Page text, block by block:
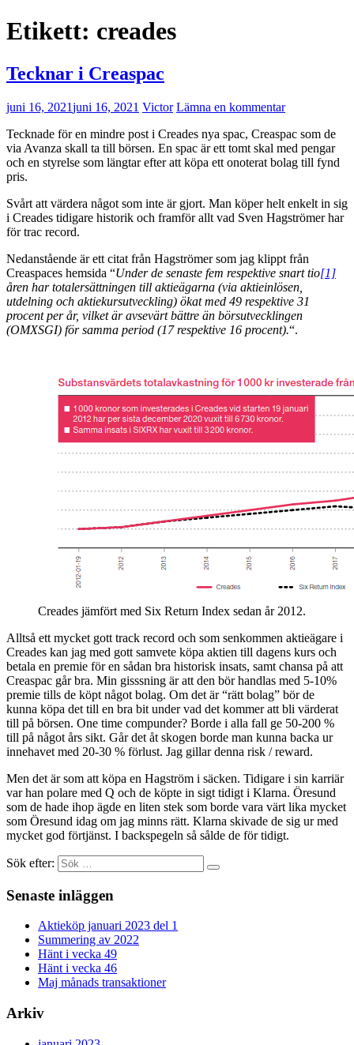
Etikett: creades
Tecknar i Creaspac
juni 16, 2021juni 16, 2021 Victor Lämna en kommentar
Tecknade för en mindre post i Creades nya spac, Creaspac som de
via Avanza skall ta till börsen. En spac är ett tomt skal med pengar
och en styrelse som längtar efter att köpa ett onoterat bolag till fynd
pris.
Svårt att värdera något som inte är gjort. Man köper helt enkelt in sig
i Creades tidigare historik och framför allt vad Sven Hagströmer har
för trac record.
Nedanstående är ett citat från Hagströmer som jag klippt från
Creaspaces hemsida “Under de senaste fem respektive snart tio[1]
åren har totalersättningen till aktieägarna (via aktieinlösen,
utdelning och aktiekursutveckling) ökat med 49 respektive 31
procent per år, vilket är avsevärt bättre än börsutvecklingen
(OMXSGI) för samma period (17 respektive 16 procent).“.
Creades jämfört med Six Return Index sedan år 2012.
Alltså ett mycket gott track record och som senkommen aktieägare i
Creades kan jag med gott samvete köpa aktien till dagens kurs och
betala en premie för en sådan bra historisk insats, samt chansa på att
Creaspac går bra. Min gisssning är att den bör handlas med 5-10%
premie tills de köpt något bolag. Om det är “rätt bolag” bör de
kunna köpa det till en bra bit under vad det kommer att bli värderat
till på börsen. One time compunder? Borde i alla fall ge 50-200 %
till på något års sikt. Går det åt skogen borde man kunna backa ur
innehavet med 20-30 % förlust. Jag gillar denna risk / reward.
Men det är som att köpa en Hagström i säcken. Tidigare i sin karriär
var han polare med Q och de köpte in sigt tidigt i Klarna. Öresund
som de hade ihop ägde en liten stek som borde vara värt lika mycket
som Öresund idag om jag minns rätt. Klarna skivade de sig ur med
mycket god förtjänst. I backspegeln så sålde de för tidigt.
Sök efter:
Senaste inläggen
Aktieköp januari 2023 del 1
Summering av 2022
Hänt i vecka 49
Hänt i vecka 46
Maj månads transaktioner
Arkiv